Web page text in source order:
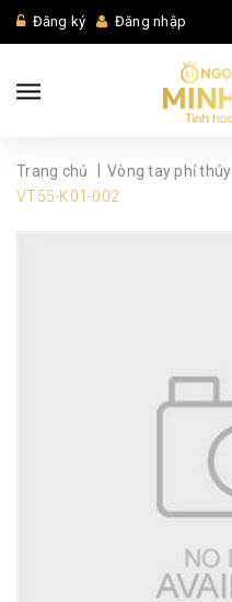
Đăng ký Đăng nhập
Trang chủ Vòng tay phỉ thúy
VT55-K01-002